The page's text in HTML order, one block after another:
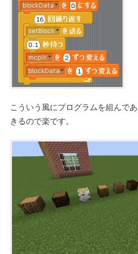
こういう風にプログラムを組んで
きるので楽です。